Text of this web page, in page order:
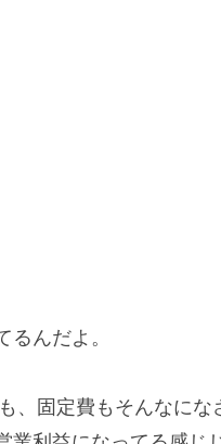
んだよ。
固定費もそんなにな